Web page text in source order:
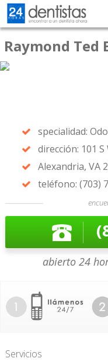
Raymond Ted
specialidad:
dirección: 101
Alexandria, VA
teléfono: (703)
abierto 24
Servicios